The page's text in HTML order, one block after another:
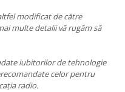
modificat de către
multe detalii vă rugăm să
iubitorilor de tehnologie
celor pentru
radio.